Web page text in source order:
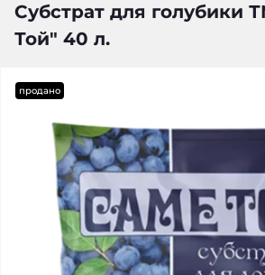
Субстрат для голубики
Той" 40 л.
продано